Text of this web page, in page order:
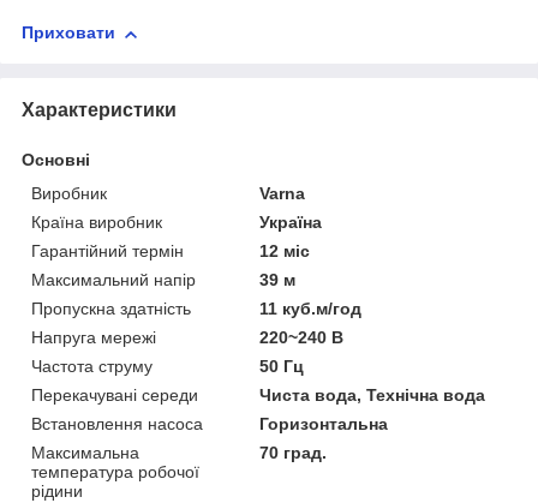
Приховати
Характеристики
Основні
Виробник
Varna
Країна виробник
Україна
Гарантійний термін
12 міс
Максимальний напір
39 м
Пропускна здатність
11 куб.м/год
Напруга мережі
220~240 В
Частота струму
50 Гц
Перекачувані середи
Чиста вода, Технічна вода
Встановлення насоса
Горизонтальна
Максимальна
температура робочої
рідини
70 град.